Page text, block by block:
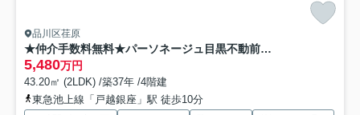
品川区荏原
★仲介手数料無料★パーソネージュ目黒不動前第２
5,480万円
43.20㎡ (2LDK) /築37年 /4階建
東急池上線「戸越銀座」駅 徒歩10分